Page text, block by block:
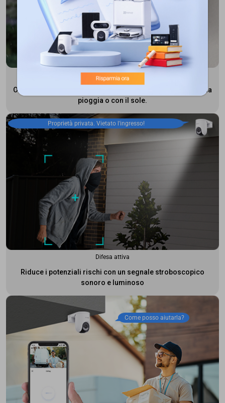
Design resistente alle intemperie
Offre protezione in qualsiasi condizione atmosferica, con la
pioggia o con il sole.
Proprietà privata. Vietato l'ingresso!
Difesa attiva
Riduce i potenziali rischi con un segnale stroboscopico
sonoro e luminoso
Come posso aiutarla?